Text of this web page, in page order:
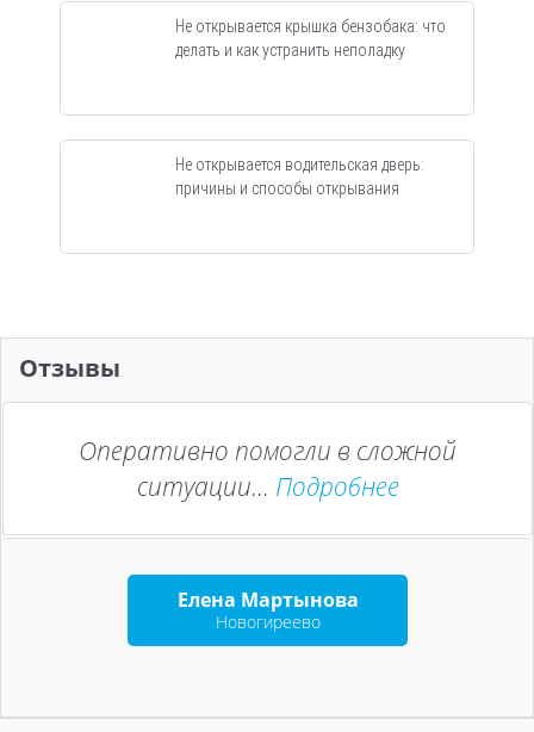
Не открывается крышка бензобака: что
делать и как устранить неполадку
Не открывается водительская дверь:
причины и способы открывания
Отзывы
Оперативно помогли в сложной
ситуации... Подробнее
Елена Мартынова
Новогиреево